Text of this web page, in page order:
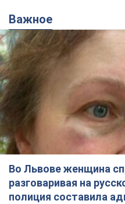
Важное
Во Львове женщина
разговаривая на
полиция составила